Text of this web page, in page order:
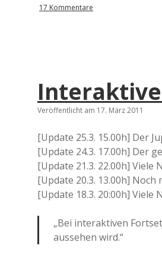
H
a
s
U
E
F
-
P
a
l
17 Kommentare
Veröffentlicht am 17. März 2011
[Update 25.3. 15.00h] Der
[Update 24.3. 17.00h] Der
[Update 21.3. 22.00h]
[Update 20.3. 13.00h]
[Update 18.3. 20:00h]
„Bei interaktiven
aussehen wird.“